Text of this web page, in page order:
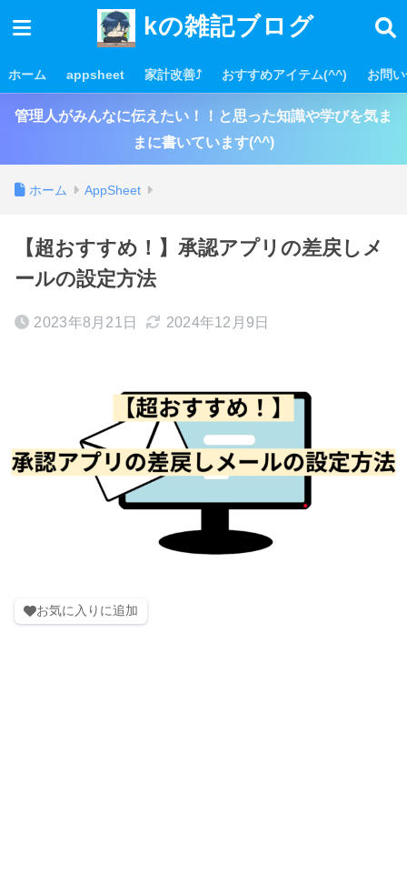
kの雑記ブログ
ホーム appsheet 家計改善⤴ おすすめアイテム(^^) お問
管理人がみんなに伝えたい！！と思った知識や学びを気ま
まに書いています(^^)
ホーム AppSheet
【超おすすめ！】承認アプリの差戻しメ
ールの設定方法
2023年8月21日 2024年12月9日
お気に入りに追加